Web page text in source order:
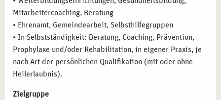
Gemeindearbeit und soziale Einrichtungen
gemeinnützigen Organisationen, die Hilfe bei der
Stressbewältigung und Burnout-Prävention bieten.
Mitarbeitercoaching, Beratung
• Ehrenamt, Gemeindearbeit, Selbsthilfegruppen
• In Selbstständigkeit: Beratung, Coaching, Prävention,
Prophylaxe und/oder Rehabilitation, in eigener Praxis, je
nach Art der persönlichen Qualifikation (mit oder ohne
Heilerlaubnis).
Zielgruppe